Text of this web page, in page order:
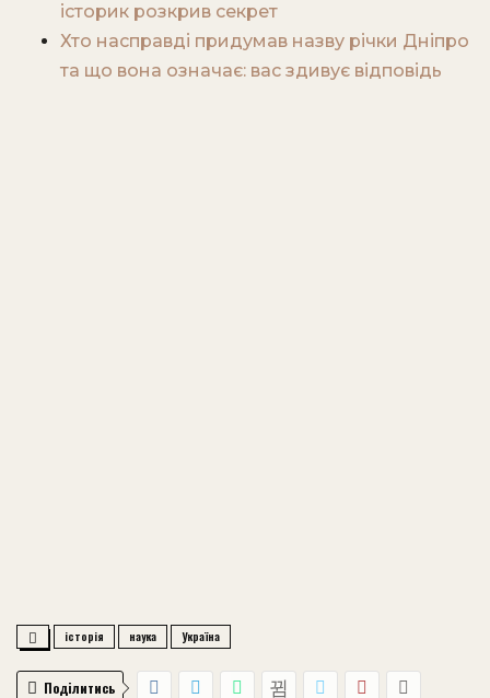
історик розкрив секрет
Хто насправді придумав назву річки Дніпро
та що вона означає: вас здивує відповідь
історія наука Україна
Поділитись